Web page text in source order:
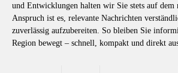
und Entwicklungen halten wir Sie stets auf dem
Anspruch ist es, relevante Nachrichten
zuverlässig aufzubereiten. So bleiben Sie
Region bewegt – schnell, kompakt und direkt